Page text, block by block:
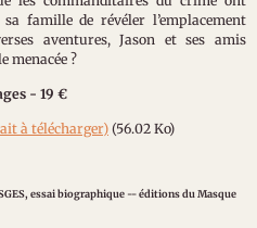
famille de révéler l’emplacement
aventures, Jason et ses amis
menacée ?
- 19 €
à télécharger) (56.02 Ko)
essai biographique -- éditions du Masque